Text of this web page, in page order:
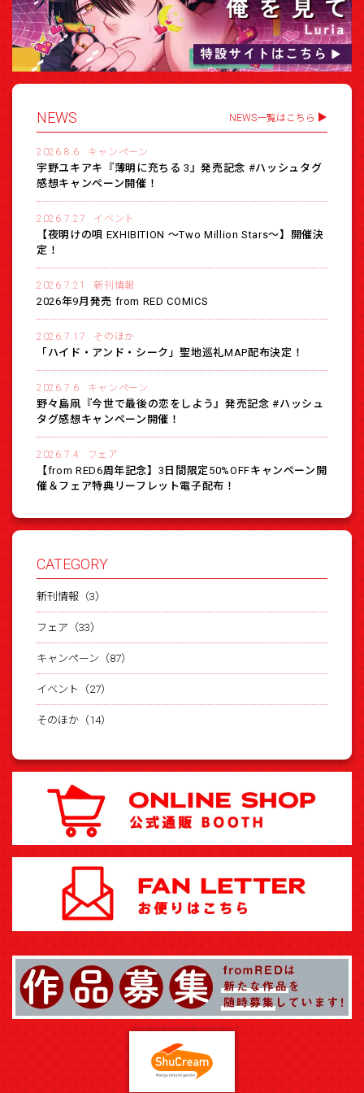
NEWS NEWS一覧はこちら
2026.8.6 キャンペーン
宇野ユキアキ『薄明に充ちる 3』発売記念 #ハッシュタグ
感想キャンペーン開催！
2026.7.27 イベント
【夜明けの唄 EXHIBITION 〜Two Million Stars〜】開催決
定！
2026.7.21 新刊情報
2026年9月発売 from RED COMICS
2026.7.17 そのほか
「ハイド・アンド・シーク」聖地巡礼MAP配布決定！
2026.7.6 キャンペーン
野々島凧『今世で最後の恋をしよう』発売記念 #ハッシュ
タグ感想キャンペーン開催！
2026.7.4 フェア
【from RED6周年記念】3日間限定50%OFFキャンペーン開
催＆フェア特典リーフレット電子配布！
CATEGORY
新刊情報（3）
フェア（33）
キャンペーン（87）
イベント（27）
そのほか（14）